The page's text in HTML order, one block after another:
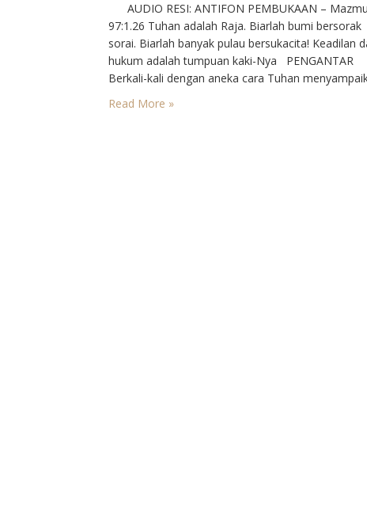
AUDIO RESI: ANTIFON PEMBUKAAN –
97:1.26⁣ Tuhan adalah Raja. Biarlah bumi bersorak
sorai. Biarlah banyak pulau bersukacita! Keadilan
hukum adalah tumpuan kaki-Nya⁣ PENGANTAR⁣
Berkali-kali dengan aneka cara Tuhan
rencana-Nya. Kedatangan Putra-Nya ke dunia telah
lama dipersiapkan-Nya. Kini Putra-Nya itu mengajak
Read More »